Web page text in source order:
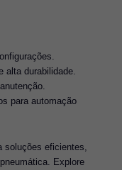
alta durabilidade.
para automação
soluções eficientes,
Explore